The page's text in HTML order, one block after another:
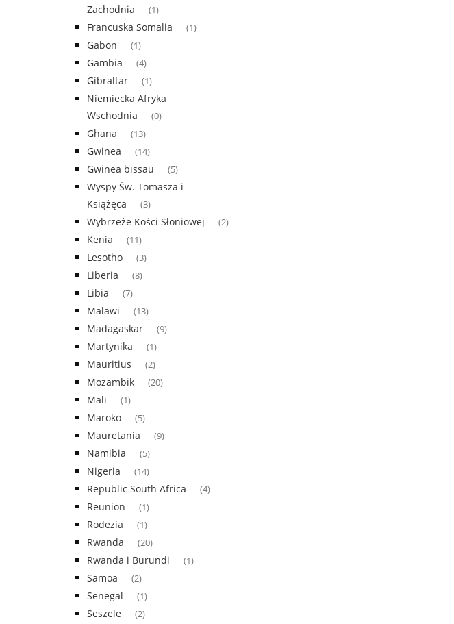
Zachodnia
(1)
Francuska Somalia (1)
Gabon (1)
Gambia (4)
Gibraltar (1)
Niemiecka Afryka
Wschodnia
(0)
Ghana (13)
Gwinea (14)
Gwinea bissau (5)
Wyspy Św. Tomasza i
Książęca
(3)
Wybrzeże Kości Słoniowej (2)
Kenia (11)
Lesotho (3)
Liberia (8)
Libia (7)
Malawi (13)
Madagaskar (9)
Martynika (1)
Mauritius (2)
Mozambik (20)
Mali (1)
Maroko (5)
Mauretania (9)
Namibia (5)
Nigeria (14)
Republic South Africa (4)
Reunion (1)
Rodezia (1)
Rwanda (20)
Rwanda i Burundi (1)
Samoa (2)
Senegal (1)
Seszele (2)